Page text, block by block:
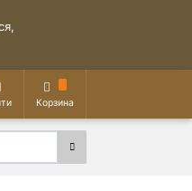
Корзина